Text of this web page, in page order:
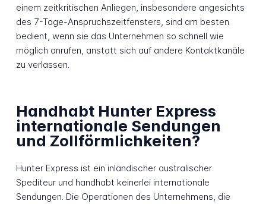
einem zeitkritischen Anliegen, insbesondere angesichts
des 7-Tage-Anspruchszeitfensters, sind am besten
bedient, wenn sie das Unternehmen so schnell wie
möglich anrufen, anstatt sich auf andere Kontaktkanäle
zu verlassen.
Handhabt Hunter Express
internationale Sendungen
und Zollförmlichkeiten?
Hunter Express ist ein inländischer australischer
Spediteur und handhabt keinerlei internationale
Sendungen. Die Operationen des Unternehmens, die